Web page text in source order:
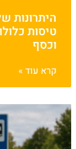
היתרונות
טיסות
וכסף
קרא עוד »